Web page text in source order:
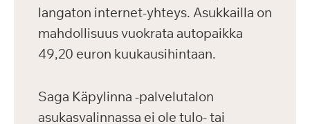
langaton internet-yhteys. Asukkailla on
mahdollisuus vuokrata autopaikka
49,20 euron kuukausihintaan.
Saga Käpylinna -palvelutalon
asukasvalinnassa ei ole tulo- tai